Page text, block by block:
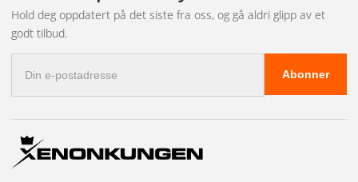
5 års garanti
Beregnet for styrbord side (grønt lys)
Hold deg oppdatert på det siste fra oss, og gå aldri glipp av et
godt tilbud.
postadresse
Abonner